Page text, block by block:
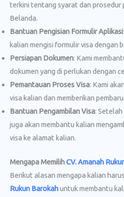
terkini tentang syarat dan prosedur
Belanda.
Bantuan Pengisian Formulir Aplikasi
kalian mengisi formulir visa dengan
Persiapan Dokumen: Kami
dokumen yang di perlukan dengan
Pemantauan Proses Visa: Kami
visa kalian dan memberikan
Bantuan Pengambilan Visa:
juga akan membantu kalian
visa ke alamat kalian.
Mengapa MemilihCV. Amanah
Berikut alasan mengapa kalian
Rukun Barokahuntuk membantu